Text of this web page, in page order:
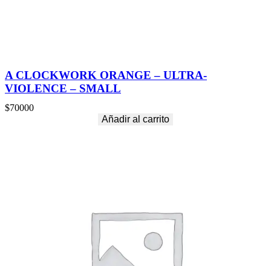
A CLOCKWORK ORANGE – ULTRA-
VIOLENCE – SMALL
$70000
Añadir al carrito